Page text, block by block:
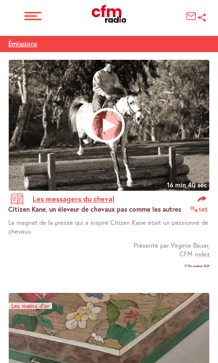
Émissions
16 min 40 sec
Les messagers du cheval
145
Citizen Kane, un éleveur de chevaux pas comme les autres
Le magnat de la presse qui a inspiré Citizen Kane était un passionné de
chevaux.
Présenté par Virginie Bauer,
CFM rodez
17 Novembre 2021
Les mains d’or